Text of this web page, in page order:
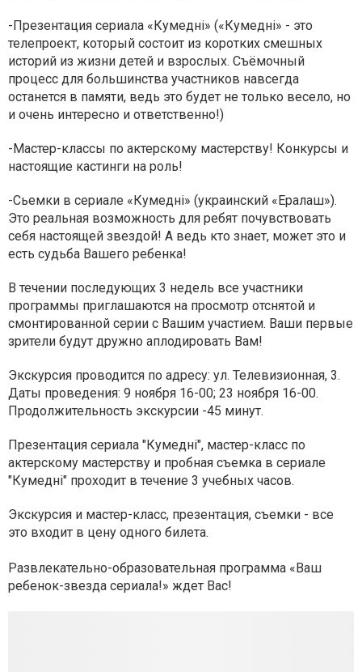
-Презентация сериала «Кумедні» («Кумедні» - это
телепроект, который состоит из коротких смешных
историй из жизни детей и взрослых. Съёмочный
процесс для большинства участников навсегда
останется в памяти, ведь это будет не только весело, но
и очень интересно и ответственно!)
-Мастер-классы по актерскому мастерству! Конкурсы и
настоящие кастинги на роль!
-Сьемки в сериале «Кумедні» (украинский «Ералаш»).
Это реальная возможность для ребят почувствовать
себя настоящей звездой! А ведь кто знает, может это и
есть судьба Вашего ребенка!
В течении последующих 3 недель все участники
программы приглашаются на просмотр отснятой и
смонтированной серии с Вашим участием. Ваши первые
зрители будут дружно аплодировать Вам!
Экскурсия проводится по адресу: ул. Телевизионная, 3.
Даты проведения: 9 ноября 16-00; 23 ноября 16-00.
Продолжительность экскурсии -45 минут.
Презентация сериала "Кумедні", мастер-класс по
актерскому мастерству и пробная съемка в сериале
"Кумедні" проходит в течение 3 учебных часов.
Экскурсия и мастер-класс, презентация, съемки - все
это входит в цену одного билета.
Развлекательно-образовательная программа «Ваш
ребенок-звезда сериала!» ждет Вас!